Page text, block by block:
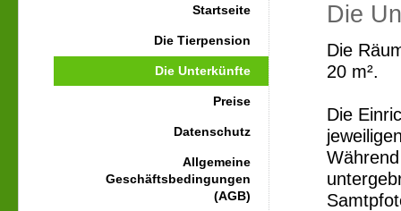
Die
Die
20 m².
Die
Startseite
Die Tierpension
Die Unterkünfte
Preise
Datenschutz
Allgemeine
Geschäftsbedingungen
(AGB)